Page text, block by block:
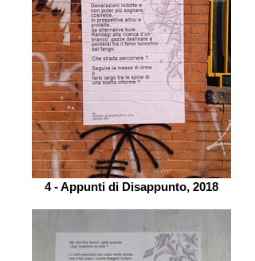
4 - Appunti di Disappunto, 2018